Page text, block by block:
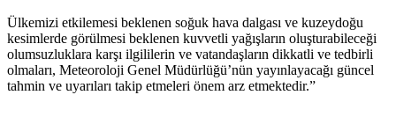
Ülkemizi etkilemesi beklenen soğuk hava dalgası ve kuzeydoğu
kesimlerde görülmesi beklenen kuvvetli yağışların oluşturabileceği
olumsuzluklara karşı ilgililerin ve vatandaşların dikkatli ve tedbirli
olmaları, Meteoroloji Genel Müdürlüğü’nün yayınlayacağı güncel
tahmin ve uyarıları takip etmeleri önem arz etmektedir.”